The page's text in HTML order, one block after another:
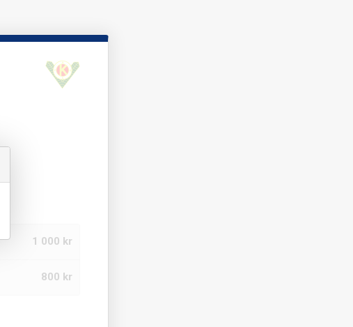
1 000 kr
800 kr